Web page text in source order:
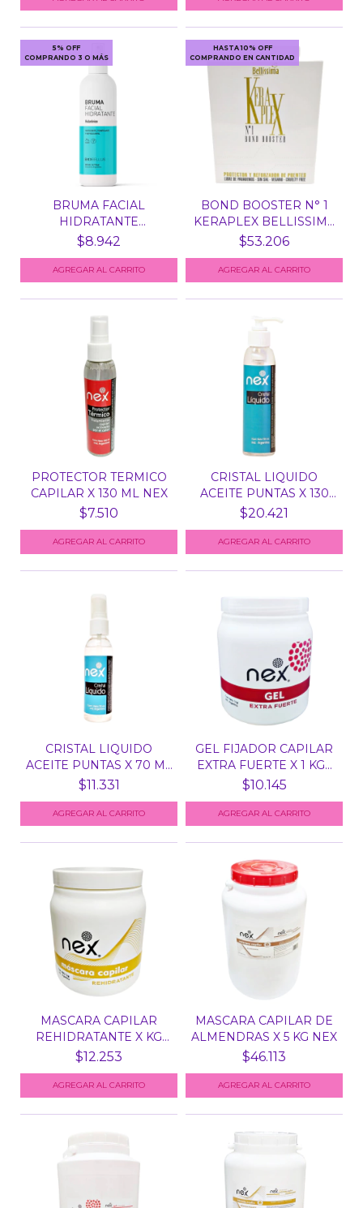
5% OFF
COMPRANDO 3 O MÁS
BRUMA FACIAL
HIDRATANTE
HIALURONICO X 20...
$8.942
HASTA 10% OFF
COMPRANDO EN CANTIDAD
BOND BOOSTER N° 1
KERAPLEX BELLISSIMA
X...
$53.206
PROTECTOR TERMICO
CAPILAR X 130 ML NEX
$7.510
CRISTAL LIQUIDO
ACEITE PUNTAS X 130
ML N...
$20.421
CRISTAL LIQUIDO
ACEITE PUNTAS X 70 ML
NE...
$11.331
GEL FIJADOR CAPILAR
EXTRA FUERTE X 1 KG...
$10.145
MASCARA CAPILAR
REHIDRATANTE X KG
NEX
$12.253
MASCARA CAPILAR DE
ALMENDRAS X 5 KG NEX
$46.113